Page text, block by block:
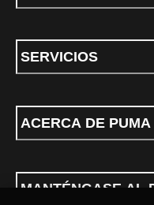
SERVICIOS
ACERCA DE PUMA
MANTÉNGASE AL